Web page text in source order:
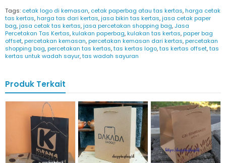
Tags: cetak logo di kemasan, cetak paperbag atau tas kertas,harga cetak
tas kertas,harga tas dari kertas,jasa bikin tas kertas,jasa cetak paper
bag,jasa cetak tas kertas,jasa percetakan shopping bag,Jasa
Percetakan Tas Kertas,kulakan paperbag,kulakan tas kertas,paper bag
offset,percetakan kemasan,percetakan kemasan dari kertas,percetakan
shopping bag,percetakan tas kertas,tas kertas logo,tas kertas offset,tas
kertas untuk wadah sayur,tas wadah sayuran
Produk Terkait